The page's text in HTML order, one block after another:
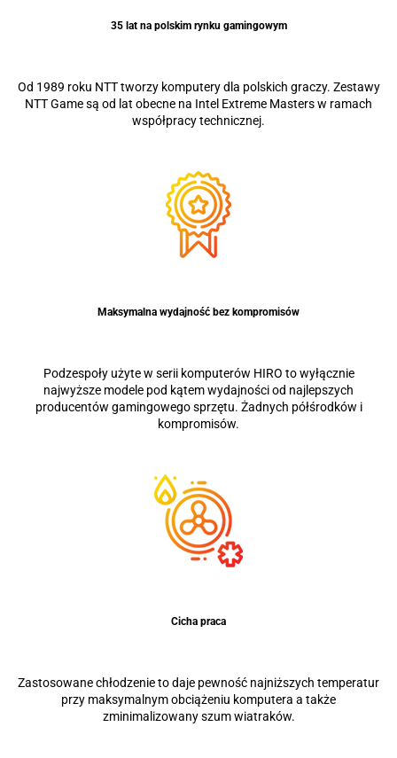
35 lat na polskim rynku gamingowym
Od 1989 roku NTT tworzy komputery dla polskich graczy. Zestawy
NTT Game są od lat obecne na Intel Extreme Masters w ramach
współpracy technicznej.
Maksymalna wydajność bez kompromisów
Podzespoły użyte w serii komputerów HIRO to wyłącznie
najwyższe modele pod kątem wydajności od najlepszych
producentów gamingowego sprzętu. Żadnych półśrodków i
kompromisów.
Cicha praca
Zastosowane chłodzenie to daje pewność najniższych temperatur
przy maksymalnym obciążeniu komputera a także
zminimalizowany szum wiatraków.